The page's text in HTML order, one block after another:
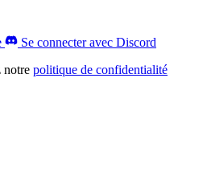
Se connecter avec Discord
notre politique de confidentialité